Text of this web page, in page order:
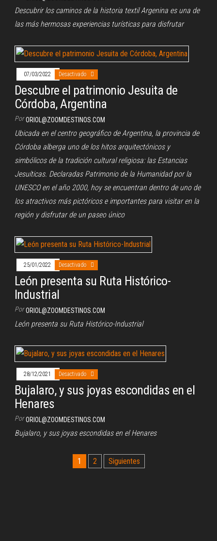
Descubrir los caminos de la historia textil Argenina es una de
las más hermosas experiencias turísticas para disfrutar
07/03/2022 Desactivado
Descubre el patrimonio Jesuita de
Córdoba, Argentina
Por ORIOL@ZOOMDESTINOS.COM
Ubicada en el centro geográfico de Argentina, la provincia de
Córdoba alberga uno de los hitos arquitectónicos y
simbólicos de la tradición cultural religiosa: las Estancias
Jesuíticas. Declaradas Patrimonio de la Humanidad por la
UNESCO en el año 2000, hoy se encuentran dentro de uno de
los atractivos más pictóricos e importantes para visitar en la
región y disfrutar de un paseo único
25/01/2022 Desactivado
León presenta su Ruta Histórico-
Industrial
Por ORIOL@ZOOMDESTINOS.COM
León presenta su Ruta Histórico-Industrial
28/12/2021 Desactivado
Bujalaro, y sus joyas escondidas en el
Henares
Por ORIOL@ZOOMDESTINOS.COM
Bujalaro, y sus joyas escondidas en el Henares
1 2 Siguientes